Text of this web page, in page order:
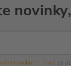
osobních údajůza